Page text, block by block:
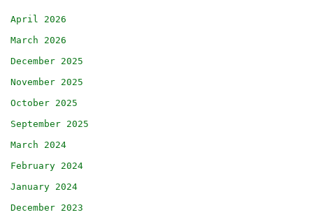
April 2026
March 2026
December 2025
November 2025
October 2025
September 2025
March 2024
February 2024
January 2024
December 2023